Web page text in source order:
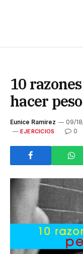
10
hacer
Eunice Ramirez 09/
EJERCICIOS 0